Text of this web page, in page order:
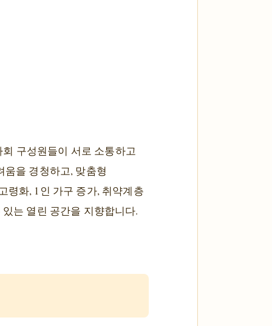
구성원들이 서로 소통하고
움을 경청하고, 맞춤형
령화, 1인 가구 증가, 취약계층
는 열린 공간을 지향합니다.